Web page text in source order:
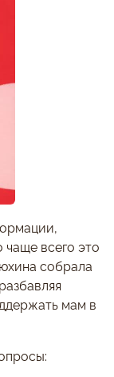
всего это
собрала
мам в